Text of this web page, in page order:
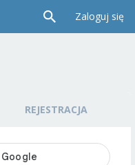
Zaloguj się
REJESTRACJA